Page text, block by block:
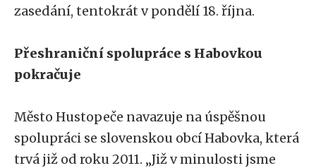
zasedání, tentokrát v pondělí 18. října.
Přeshraniční spolupráce s Habovkou
pokračuje
Město Hustopeče navazuje na úspěšnou
spolupráci se slovenskou obcí Habovka, která
trvá již od roku 2011. „Již v minulosti jsme